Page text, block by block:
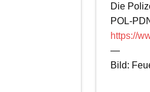
Die
POL-
https://
—
Bild: